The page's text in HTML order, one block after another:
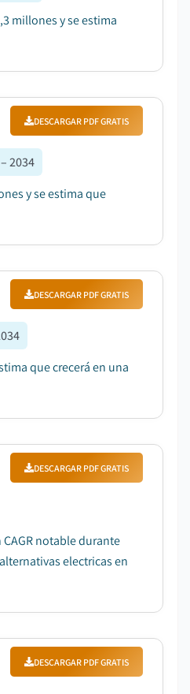
millones y se estima
DESCARGAR PDF GRATIS
2034
y se estima que
DESCARGAR PDF GRATIS
que crecerá en una
DESCARGAR PDF GRATIS
notable durante
electricas en
DESCARGAR PDF GRATIS